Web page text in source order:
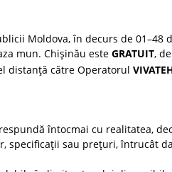
Moldova, în decurs de
mun. Chișinău este GRATUIT,
distanță către Operatorul
întocmai cu realitatea,
specificații sau prețuri, întrucât